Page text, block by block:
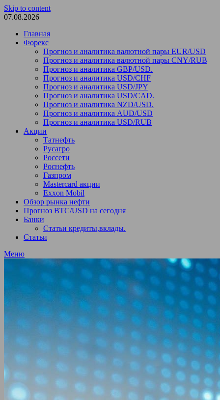
Skip to content
07.08.2026
Главная
Форекс
Прогноз и аналитика валютной пары EUR/USD
Прогноз и аналитика валютной пары CNY/RUB
Прогноз и аналитика GBP/USD.
Прогноз и аналитика USD/CHF
Прогноз и аналитика USD/JPY
Прогноз и аналитика USD/CAD.
Прогноз и аналитика NZD/USD.
Прогноз и аналитика AUD/USD
Прогноз и аналитика USD/RUB
Акции
Татнефть
Русагро
Россети
Роснефть
Газпром
Mastercard акции
Exxon Mobil
Обзор рынка нефти
Прогноз BTC/USD на сегодня
Банки
Статьи кредиты,вклады.
Статьи
Меню